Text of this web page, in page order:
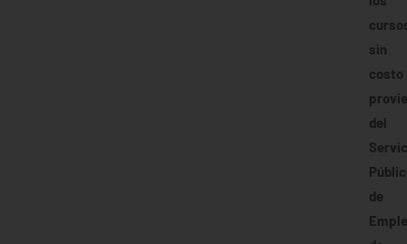
sin
costo
del
de